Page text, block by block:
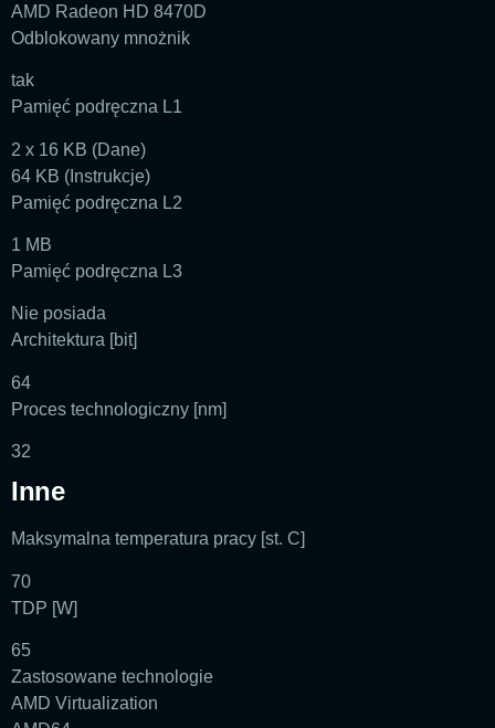
AMD Radeon HD 8470D
Odblokowany mnożnik
tak
Pamięć podręczna L1
2 x 16 KB (Dane)
64 KB (Instrukcje)
Pamięć podręczna L2
1 MB
Pamięć podręczna L3
Nie posiada
Architektura [bit]
64
Proces technologiczny [nm]
32
Inne
Maksymalna temperatura pracy [st. C]
70
TDP [W]
65
Zastosowane technologie
AMD Virtualization